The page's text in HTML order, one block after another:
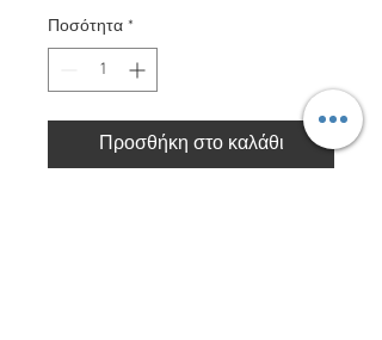
Ποσότητα *
Προσθήκη στο καλάθι